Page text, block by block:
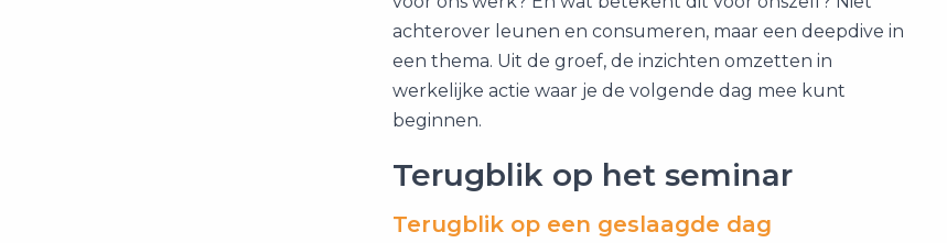
achterover leunen en consumeren, maar een deepdive in
een thema. Uit de groef, de inzichten omzetten in
werkelijke actie waar je de volgende dag mee kunt
beginnen.
Terugblik op het seminar
Terugblik op een geslaagde dag